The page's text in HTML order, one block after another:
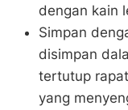
dengan kain
Simpan
disimpan
tertutup
yang